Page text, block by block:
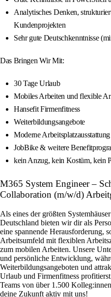
Analytisches Denken,
Kundenprojekten
Sehr gute Deutschkenntnisse
Das Bringen Wir Mit:
30 Tage Urlaub
Mobiles Arbeiten und flexible
Hansefit Firmenfitness
Weiterbildungsangebote
Moderne Arbeitsplatzausstattung
JobBike & weitere
kein Anzug, kein Kostüm, kein
M365 System Engineer –
Collaboration (m/w/d)
Als eines der größten
Deutschland bieten wir dir als
eine spannende Herausforderung,
Arbeitsumfeld mit flexiblen
zum mobilen Arbeiten. Unsere
und persönliche Entwicklung,
Weiterbildungsangeboten und
Urlaub und Firmenfitness
Teams von über 1.500
deine Zukunft aktiv mit uns!